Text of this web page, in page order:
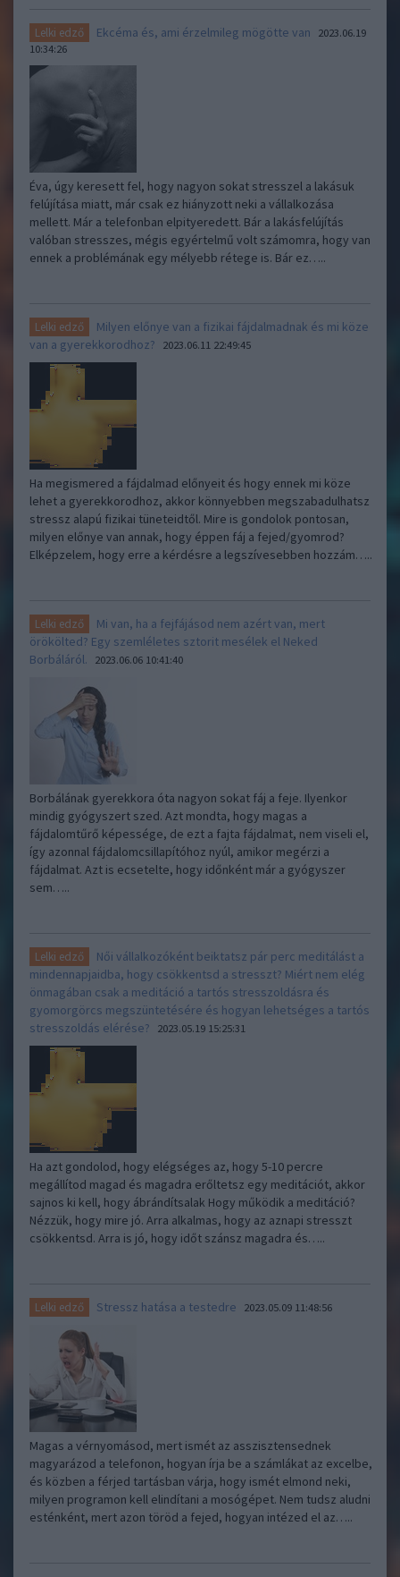
Lelki edző Ekcéma és, ami érzelmileg mögötte van
2023.06.19
10:34:26
Éva, úgy keresett fel, hogy nagyon sokat stresszel a lakásuk
felújítása miatt, már csak ez hiányzott neki a vállalkozása
mellett. Már a telefonban elpityeredett. Bár a lakásfelújítás
valóban stresszes, mégis egyértelmű volt számomra, hogy van
ennek a problémának egy mélyebb rétege is. Bár ez…..
Lelki edző
Milyen előnye van a fizikai fájdalmadnak és mi köze
van a gyerekkorodhoz?
2023.06.11 22:49:45
Ha megismered a fájdalmad előnyeit és hogy ennek mi köze
lehet a gyerekkorodhoz, akkor könnyebben megszabadulhatsz
stressz alapú fizikai tüneteidtől. Mire is gondolok pontosan,
milyen előnye van annak, hogy éppen fáj a fejed/gyomrod?
Elképzelem, hogy erre a kérdésre a legszívesebben hozzám…..
Lelki edző
Mi van, ha a fejfájásod nem azért van, mert
örökölted? Egy szemléletes sztorit mesélek el Neked
Borbáláról.
2023.06.06 10:41:40
Borbálának gyerekkora óta nagyon sokat fáj a feje. Ilyenkor
mindig gyógyszert szed. Azt mondta, hogy magas a
fájdalomtűrő képessége, de ezt a fajta fájdalmat, nem viseli el,
így azonnal fájdalomcsillapítóhoz nyúl, amikor megérzi a
fájdalmat. Azt is ecsetelte, hogy időnként már a gyógyszer
sem…..
Lelki edző
Női vállalkozóként beiktatsz pár perc meditálást a
mindennapjaidba, hogy csökkentsd a stresszt? Miért nem elég
önmagában csak a meditáció a tartós stresszoldásra és
gyomorgörcs megszüntetésére és hogyan lehetséges a tartós
stresszoldás elérése?
2023.05.19 15:25:31
Ha azt gondolod, hogy elégséges az, hogy 5-10 percre
megállítod magad és magadra erőltetsz egy meditációt, akkor
sajnos ki kell, hogy ábrándítsalak Hogy működik a meditáció?
Nézzük, hogy mire jó. Arra alkalmas, hogy az aznapi stresszt
csökkentsd. Arra is jó, hogy időt szánsz magadra és…..
Lelki edző Stressz hatása a testedre 2023.05.09 11:48:56
Magas a vérnyomásod, mert ismét az asszisztensednek
magyarázod a telefonon, hogyan írja be a számlákat az excelbe,
és közben a férjed tartásban várja, hogy ismét elmond neki,
milyen programon kell elindítani a mosógépet. Nem tudsz aludni
esténként, mert azon töröd a fejed, hogyan intézed el az…..